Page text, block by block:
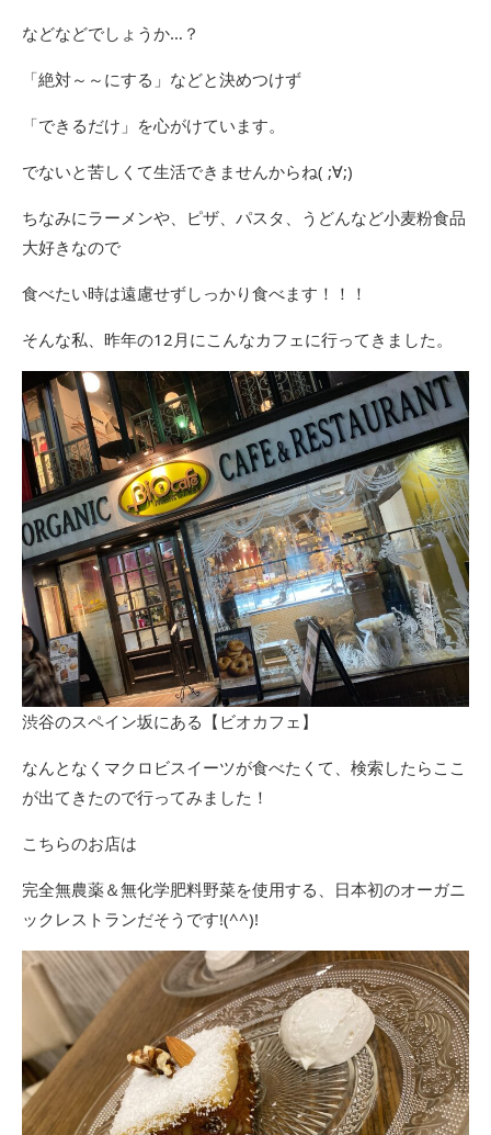
などなどでしょうか…？
「絶対～～にする」などと決めつけず
「できるだけ」を心がけています。
でないと苦しくて生活できませんからね( ;∀;)
ちなみにラーメンや、ピザ、パスタ、うどんなど小麦粉食品
大好きなので
食べたい時は遠慮せずしっかり食べます！！！
そんな私、昨年の12月にこんなカフェに行ってきました。
渋谷のスペイン坂にある【ビオカフェ】
なんとなくマクロビスイーツが食べたくて、検索したらここ
が出てきたので行ってみました！
こちらのお店は
完全無農薬＆無化学肥料野菜を使用する、日本初のオーガニ
ックレストランだそうです!(^^)!